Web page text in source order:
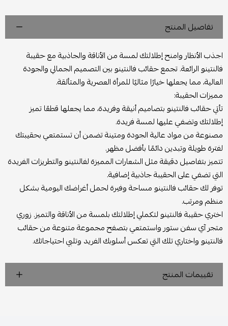
تفاصيل المنتج
اجذب الأنظار وامنح إطلالتك لمسة من الأناقة والجاذبية مع حقيبة
فالنتينو الرائعة. تجمع حقائب فالنتينو بين التصميم الجمالي والجودة
العالية، مما يجعلها خيارًا مثاليًا للمرأة العصرية والمتألقة.
مميزات الحقيبة:
تأتي حقائب فالنتينو بتصاميم أنيقة وفريدة، مما يجعلها قطعًا تميز
إطلالتك وتضفي عليها لمسة فريدة.
مصنوعة من مواد عالية الجودة ومتينة تضمن أن تستمتعي بحقيبتك
لفترة طويلة وتبدين دائمًا بأفضل مظهر.
تتميز بتفاصيل دقيقة مثل الشعارات المميزة لفالنتينو والتطريزات الفريدة
التي تضفي على الحقيبة جاذبية إضافية.
توفر لك حقائب فالنتينو مساحة وفيرة لحمل أغراضك اليومية بشكل
منظم ومرتب.
اختري حقيبة فالنتينو لتكملي إطلالتك بلمسة من الأناقة والتميز. زوري
متجر آي سفن ستور واستمتعي بتصفح مجموعة متنوعة من حقائب
فالنتينو واختاري تلك التي تعكس أسلوبك الفريد وتلبي احتياجاتك.
تقييمات المنتج